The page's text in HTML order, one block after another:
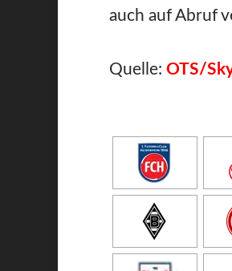
auch auf Abruf
Quelle:OTS/